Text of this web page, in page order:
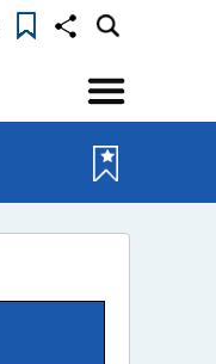
选
单